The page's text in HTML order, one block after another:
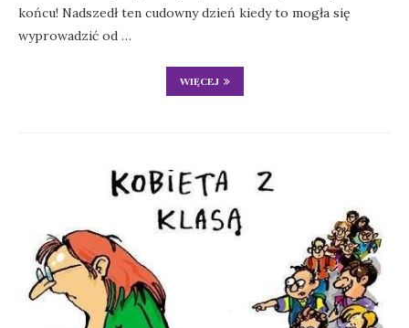
końcu! Nadszedł ten cudowny dzień kiedy to mogła się
wyprowadzić od …
WIĘCEJ